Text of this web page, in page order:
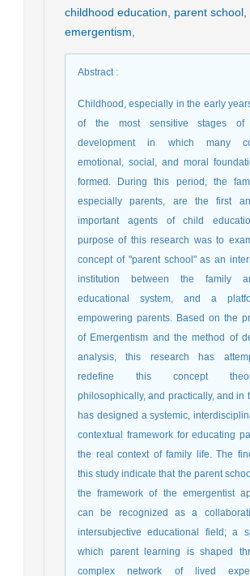
childhood education
parent school
emergentism
Abstract:
Childhood, especially in the early
of the most sensitive stages of
development in which many
emotional, social, and moral
formed. During this period, the
especially parents, are the first
important agents of child
purpose of this research was to
concept of "parent school" as an
institution between the family
educational system, and a
empowering parents. Based on the
of Emergentism and the method of
analysis, this research has
redefine this concept
philosophically, and practically, and in
has designed a systemic,
contextual framework for educating
the real context of family life. The
this study indicate that the parent
the framework of the emergentist
can be recognized as a
intersubjective educational field; a
which parent learning is shaped
complex network of lived